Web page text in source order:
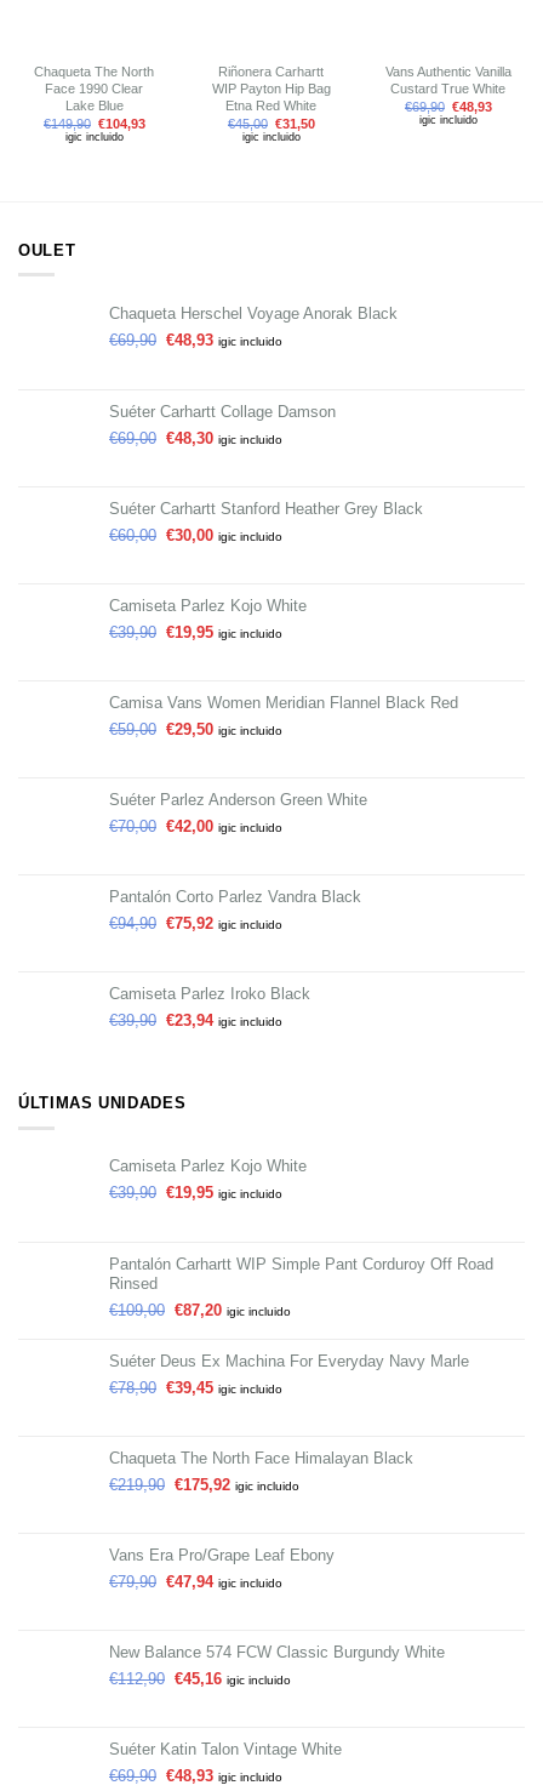
Chaqueta The North
Face 1990 Clear
Lake Blue
€149,90 €104,93
igic incluido
Riñonera Carhartt
WIP Payton Hip Bag
Etna Red White
€45,00 €31,50
igic incluido
Vans Authentic Vanilla
Custard True White
€69,90 €48,93
igic incluido
OULET
Chaqueta Herschel Voyage Anorak Black
€69,90 €48,93 igic incluido
Suéter Carhartt Collage Damson
€69,00 €48,30 igic incluido
Suéter Carhartt Stanford Heather Grey Black
€60,00 €30,00 igic incluido
Camiseta Parlez Kojo White
€39,90 €19,95 igic incluido
Camisa Vans Women Meridian Flannel Black Red
€59,00 €29,50 igic incluido
Suéter Parlez Anderson Green White
€70,00 €42,00 igic incluido
Pantalón Corto Parlez Vandra Black
€94,90 €75,92 igic incluido
Camiseta Parlez Iroko Black
€39,90 €23,94 igic incluido
ÚLTIMAS UNIDADES
Camiseta Parlez Kojo White
€39,90 €19,95 igic incluido
Pantalón Carhartt WIP Simple Pant Corduroy Off Road
Rinsed
€109,00 €87,20 igic incluido
Suéter Deus Ex Machina For Everyday Navy Marle
€78,90 €39,45 igic incluido
Chaqueta The North Face Himalayan Black
€219,90 €175,92 igic incluido
Vans Era Pro/Grape Leaf Ebony
€79,90 €47,94 igic incluido
New Balance 574 FCW Classic Burgundy White
€112,90 €45,16 igic incluido
Suéter Katin Talon Vintage White
€69,90 €48,93 igic incluido